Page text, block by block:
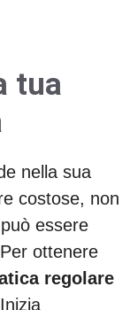
tua
nella sua
costose, non
essere
ottenere
regolare